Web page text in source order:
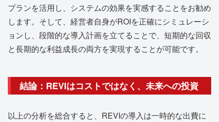
プランを活用し、システムの効果を実感することをお勧め
します。そして、経営者自身がROIを正確にシミュレーシ
ョンし、段階的な導入計画を立てることで、短期的な回収
と長期的な利益成長の両方を実現することが可能です。
結論：REVIはコストではなく、未来への投資
以上の分析を総合すると、REVIの導入は一時的な出費に